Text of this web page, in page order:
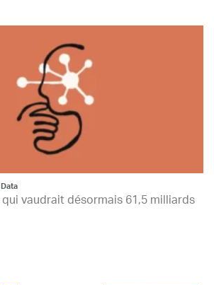
vaudrait désormais 61,5 milliards